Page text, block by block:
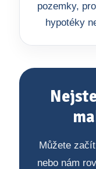
pozemky,
hypotéky
Můžete
nebo nám